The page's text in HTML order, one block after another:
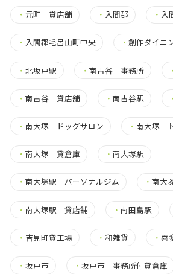
・ 元町 貸店舗 ・ 入間郡 ・ 入
・ 入間郡毛呂山町中央 ・創作ダイニ
・ 北坂戸駅 ・南古谷 事務所
・ 南古谷 貸店舗 ・南古谷駅
・ 南大塚 ドッグサロン ・南大塚
・ 南大塚 貸倉庫 ・南大塚駅
・ 南大塚駅 パーソナルジム ・南大
・ 南大塚駅 貸店舗 ・南田島駅
・ 吉見町貸工場 ・和雑貨 ・喜
・ 坂戸市 ・坂戸市 事務所付貸倉庫